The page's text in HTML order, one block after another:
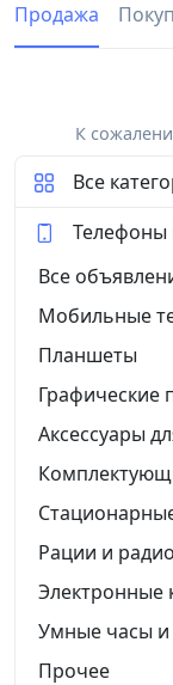
Продажа
К
Все
Все
Мобильные
Планшеты
Графические
Аксессуары
Рации и
Электронные
Умные часы и
Прочее